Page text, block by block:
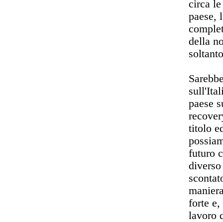
circa
paese,
della
paese
titolo
futuro
forte
lavoro